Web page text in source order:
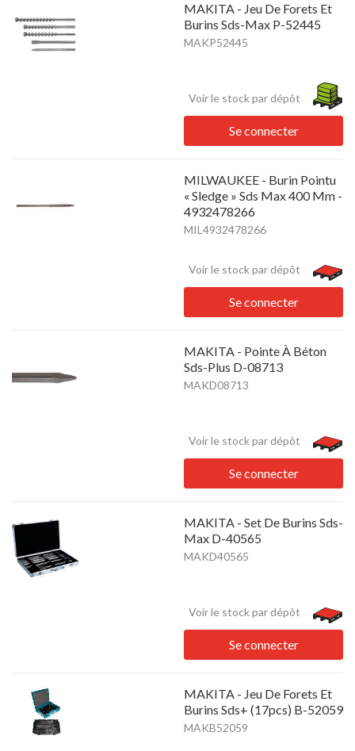
MAKITA - Jeu De Forets Et
Burins Sds-Max P-52445
MAKP52445
Voir le stock par dépôt
Se connecter
MILWAUKEE - Burin Pointu
« Sledge » Sds Max 400 Mm -
4932478266
MIL4932478266
Voir le stock par dépôt
Se connecter
MAKITA - Pointe À Béton
Sds-Plus D-08713
MAKD08713
Voir le stock par dépôt
Se connecter
MAKITA - Set De Burins Sds-
Max D-40565
MAKD40565
Voir le stock par dépôt
Se connecter
MAKITA - Jeu De Forets Et
Burins Sds+ (17pcs) B-52059
MAKB52059